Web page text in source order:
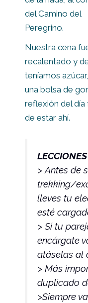
del Camino del
Peregrino.
Nuestra cena
recalentado y
teníamos
una bolsa de
reflexión del día
de estar ahí.
> Antes de
trekking/
lleves tu
esté
> Si tu
encárgate
atáselas al
> Más
duplicado
>Siempre